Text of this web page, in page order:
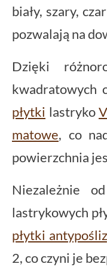
biały, szary,
pozwalają na
Dzięki
kwadratowych
płytki lastryko
matowe, co
powierzchnia
Niezależnie
lastrykowych
płytki
2, co czyni je